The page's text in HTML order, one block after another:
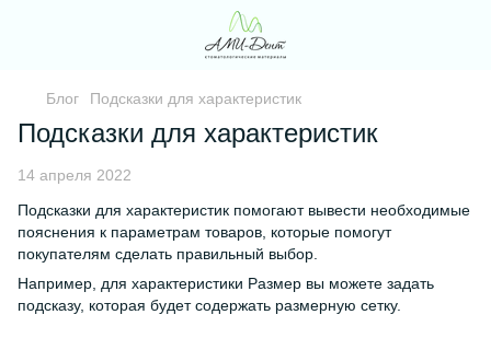
Блог Подсказки для характеристик
Подсказки для характеристик
14 апреля 2022
Подсказки для характеристик помогают вывести необходимые
пояснения к параметрам товаров, которые помогут
покупателям сделать правильный выбор.
Например, для характеристики Размер вы можете задать
подсказу, которая будет содержать размерную сетку.